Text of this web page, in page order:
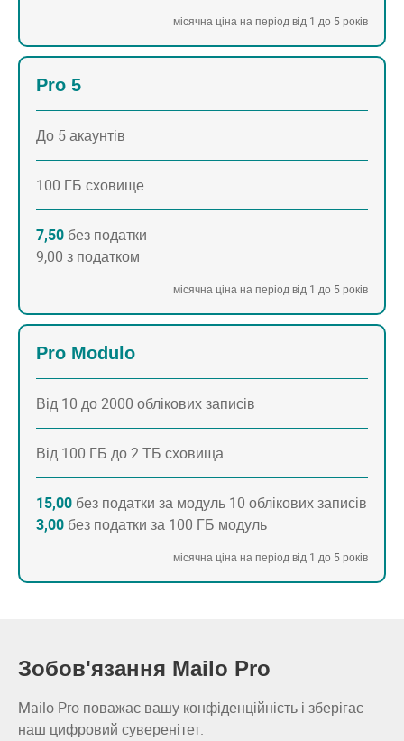
місячна ціна на період від 1 до 5 років
Pro 5
До 5 акаунтів
100 ГБ сховище
7,50 без податки
9,00 з податком
місячна ціна на період від 1 до 5 років
Pro Modulo
Від 10 до 2000 облікових записів
Від 100 ГБ до 2 ТБ сховища
15,00 без податки за модуль 10 облікових записів
3,00 без податки за 100 ГБ модуль
місячна ціна на період від 1 до 5 років
Зобов'язання Mailo Pro
Mailo Pro поважає вашу конфіденційність і зберігає
наш цифровий суверенітет.